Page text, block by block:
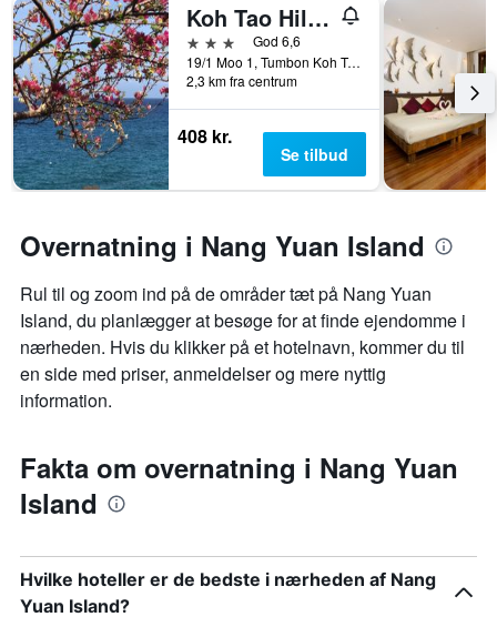
Koh Tao Hillside Resort
3 stjernerGod 6,6
19/1 Moo 1, Tumbon Koh Tao, Ko Tao, Thailand
2,3 km fra centrum
408 kr.
Se tilbud
Overnatning i Nang Yuan Island
Rul til og zoom ind på de områder tæt på Nang Yuan
Island, du planlægger at besøge for at finde ejendomme i
nærheden. Hvis du klikker på et hotelnavn, kommer du til
en side med priser, anmeldelser og mere nyttig
information.
Fakta om overnatning i Nang Yuan
Island
Hvilke hoteller er de bedste i nærheden af Nang
Yuan Island?